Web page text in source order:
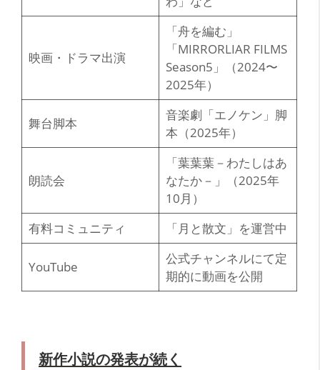
映画・ドラマ出演
「舟を編む」
「MIRRORLIAR FILMS
Season5」（2024〜
2025年）
舞台脚本
音楽劇「エノケン」脚
本（2025年）
朗読会
「葉葉葉－わたしはあ
なたか－」（2025年
10月）
有料コミュニティ
「月と散文」を運営中
YouTube
公式チャンネルにて定
期的に動画を公開
新作小説の発表が続く